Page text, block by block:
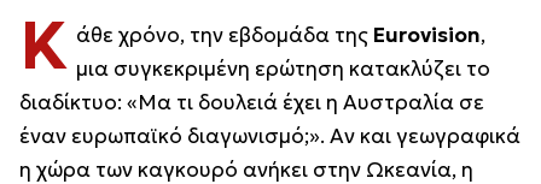
Κ άθε χρόνο, την εβδομάδα της Eurovision,
μια συγκεκριμένη ερώτηση κατακλύζει το
διαδίκτυο: «Μα τι δουλειά έχει η Αυστραλία σε
έναν ευρωπαϊκό διαγωνισμό;». Αν και γεωγραφικά
η χώρα των καγκουρό ανήκει στην Ωκεανία, η